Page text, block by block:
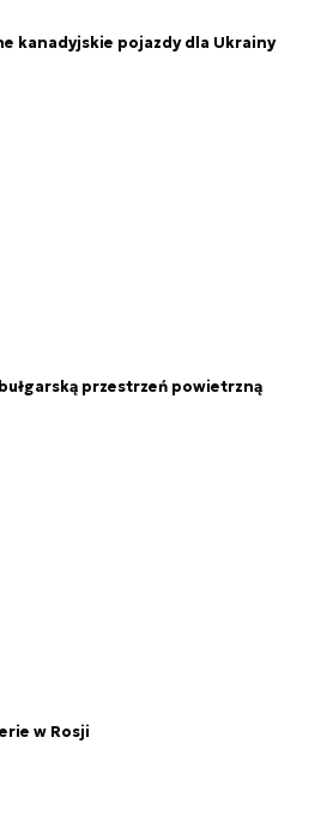
kanadyjskie pojazdy dla Ukrainy
przestrzeń powietrzną
w Rosji